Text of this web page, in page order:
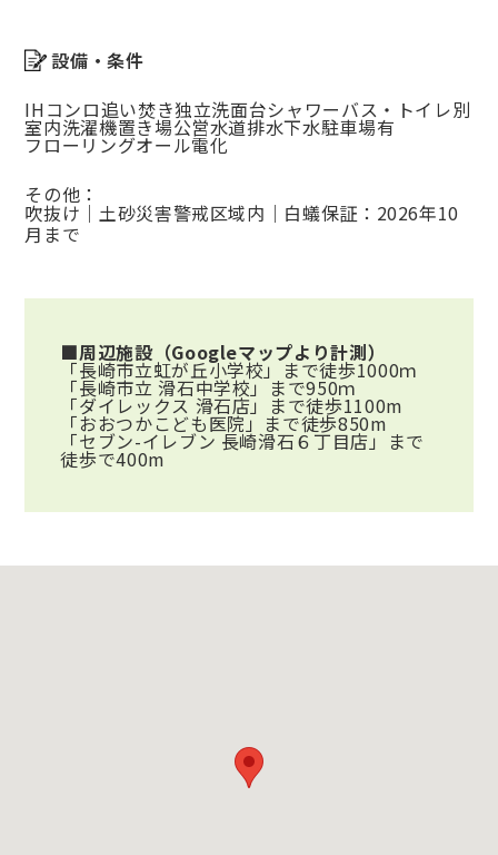
設備・条件
IHコンロ追い焚き独立洗面台シャワーバス・トイレ別
室内洗濯機置き場公営水道排水下水駐車場有
フローリングオール電化
その他：
吹抜け｜土砂災害警戒区域内｜白蟻保証：2026年10
月まで
■周辺施設（Googleマップより計測）
「長崎市立虹が丘小学校」まで徒歩1000ｍ
「長崎市立 滑石中学校」まで950ｍ
「ダイレックス 滑石店」まで徒歩1100m
「おおつかこども医院」まで徒歩850m
「セブン-イレブン 長崎滑石６丁目店」まで
徒歩で400m